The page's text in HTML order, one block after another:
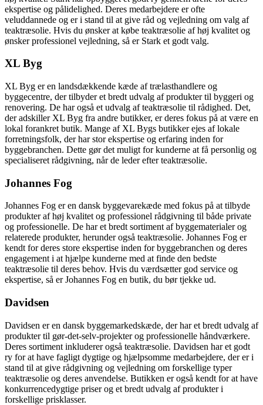
ekspertise og pålidelighed. Deres medarbejdere er ofte
veluddannede og er i stand til at give råd og vejledning om valg af
teaktræsolie. Hvis du ønsker at købe teaktræsolie af høj kvalitet og
ønsker professionel vejledning, så er Stark et godt valg.
XL Byg
XL Byg er en landsdækkende kæde af trælasthandlere og
byggecentre, der tilbyder et bredt udvalg af produkter til byggeri og
renovering. De har også et udvalg af teaktræsolie til rådighed. Det,
der adskiller XL Byg fra andre butikker, er deres fokus på at være en
lokal forankret butik. Mange af XL Bygs butikker ejes af lokale
forretningsfolk, der har stor ekspertise og erfaring inden for
byggebranchen. Dette gør det muligt for kunderne at få personlig og
specialiseret rådgivning, når de leder efter teaktræsolie.
Johannes Fog
Johannes Fog er en dansk byggevarekæde med fokus på at tilbyde
produkter af høj kvalitet og professionel rådgivning til både private
og professionelle. De har et bredt sortiment af byggematerialer og
relaterede produkter, herunder også teaktræsolie. Johannes Fog er
kendt for deres store ekspertise inden for byggebranchen og deres
engagement i at hjælpe kunderne med at finde den bedste
teaktræsolie til deres behov. Hvis du værdsætter god service og
ekspertise, så er Johannes Fog en butik, du bør tjekke ud.
Davidsen
Davidsen er en dansk byggemarkedskæde, der har et bredt udvalg af
produkter til gør-det-selv-projekter og professionelle håndværkere.
Deres sortiment inkluderer også teaktræsolie. Davidsen har et godt
ry for at have fagligt dygtige og hjælpsomme medarbejdere, der er i
stand til at give rådgivning og vejledning om forskellige typer
teaktræsolie og deres anvendelse. Butikken er også kendt for at have
konkurrencedygtige priser og et bredt udvalg af produkter i
forskellige prisklasser.